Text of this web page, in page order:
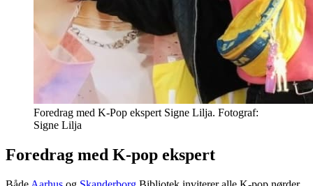
Foredrag med K-Pop ekspert Signe Lilja. Fotograf:
Signe Lilja
Foredrag med K-pop ekspert